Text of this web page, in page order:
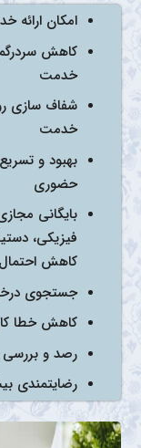
امکان ارائه
کاهش
خدمت
شفاف سازی
خدمت
بهبود و
حضوری
بایگانی
فیزیکی،
کاهش
جستجوی
کاهش خطا
رصد و بررسی
رضایتمندی